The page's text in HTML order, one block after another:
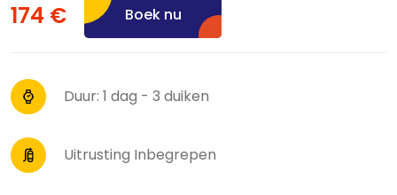
174 €
Boek nu
Duur: 1 dag - 3 duiken
Uitrusting Inbegrepen